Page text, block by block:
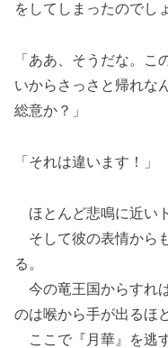
をしてしまったのでし
「ああ、そうだな。
いからさっさと帰れな
総意か？」
「それは違います！」
ほとんど悲鳴に近い
そして彼の表情から
る。
今の竜王国からすれ
のは喉から手が出るほ
ここで『月華』を逃